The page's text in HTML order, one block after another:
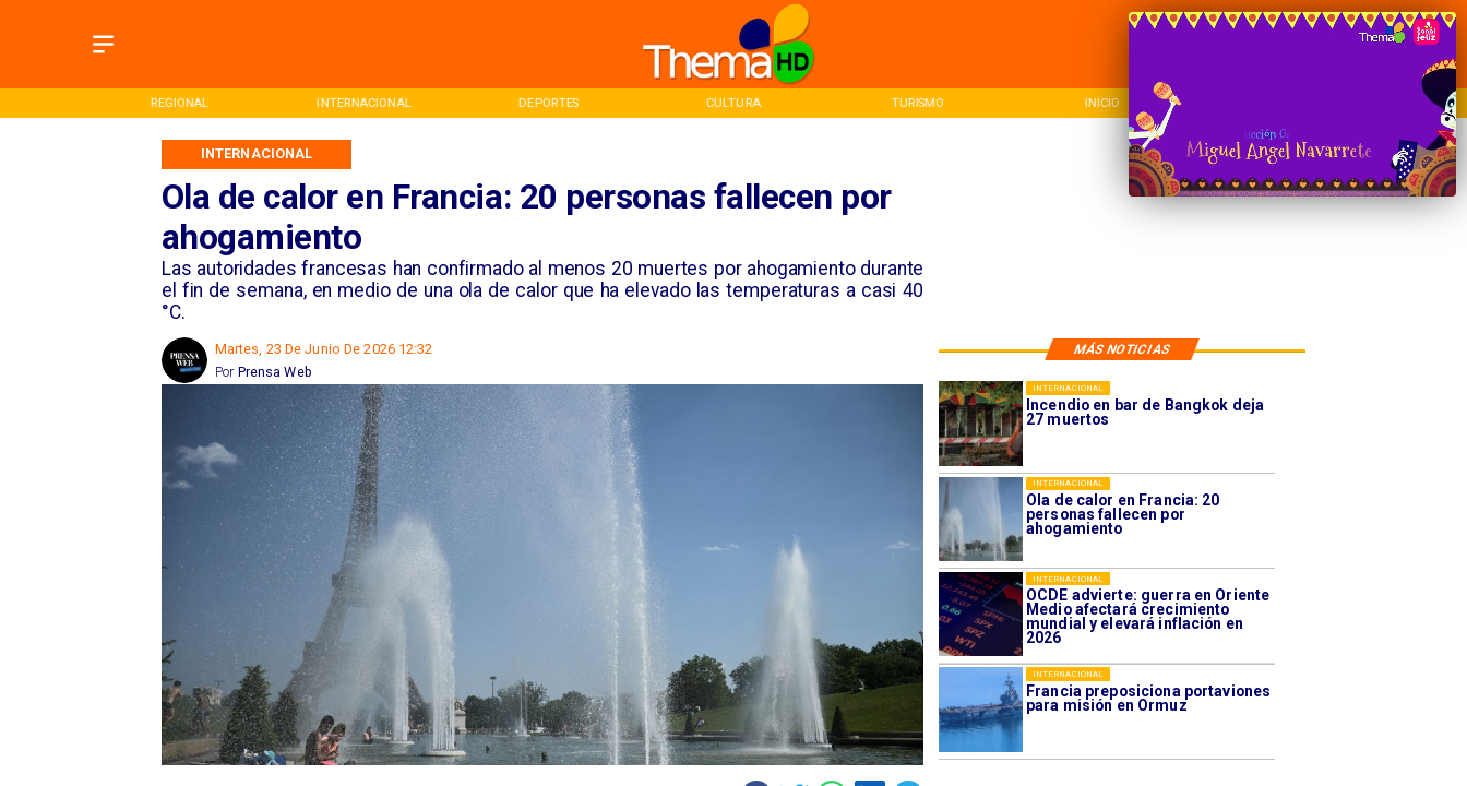
REGIONAL INTERNACIONAL DEPORTES CULTURA TURISMO INICIO
Ola de calor en Francia: 20 personas fallecen por
ahogamiento
Las autoridades francesas han confirmado al menos 20 muertes por ahogamiento durante
el fin de semana, en medio de una ola de calor que ha elevado las temperaturas a casi 40
°C.
INTERNACIONAL
MÁS NOTICIAS
Martes, 23 De Junio De 2026 12:32
Prensa Web
Por
Incendio en bar de Bangkok deja
27 muertos
INTERNACIONAL
Ola de calor en Francia: 20
personas fallecen por
ahogamiento
INTERNACIONAL
OCDE advierte: guerra en Oriente
Medio afectará crecimiento
mundial y elevará inflación en
2026
INTERNACIONAL
Francia preposiciona portaviones
para misión en Ormuz
INTERNACIONAL